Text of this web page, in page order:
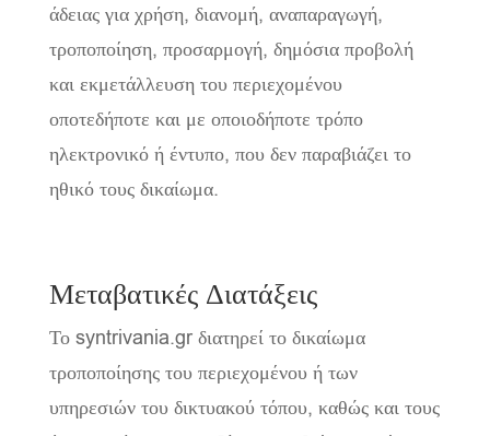
άδειας για χρήση, διανομή, αναπαραγωγή,
τροποποίηση, προσαρμογή, δημόσια προβολή
και εκμετάλλευση του περιεχομένου
οποτεδήποτε και με οποιοδήποτε τρόπο
ηλεκτρονικό ή έντυπο, που δεν παραβιάζει το
ηθικό τους δικαίωμα.
Μεταβατικές Διατάξεις
Το syntrivania.gr διατηρεί το δικαίωμα
τροποποίησης του περιεχομένου ή των
υπηρεσιών του δικτυακού τόπου, καθώς και τους